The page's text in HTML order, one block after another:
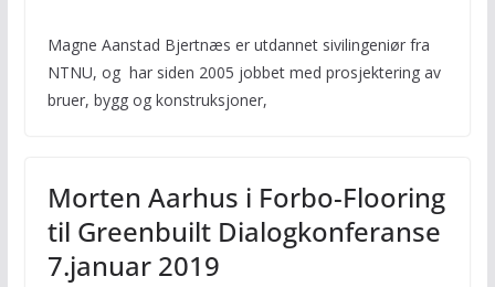
Magne Aanstad Bjertnæs er utdannet sivilingeniør fra
NTNU, og har siden 2005 jobbet med prosjektering av
bruer, bygg og konstruksjoner,
Morten Aarhus i Forbo-Flooring
til Greenbuilt Dialogkonferanse
7.januar 2019